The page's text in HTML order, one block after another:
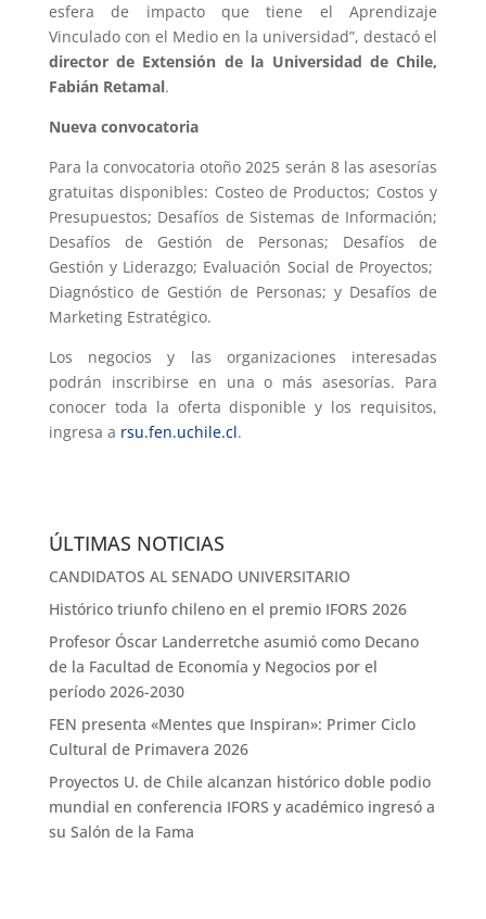
esfera de impacto que tiene el Aprendizaje
Vinculado con el Medio en la universidad”, destacó el
director de Extensión de la Universidad de Chile,
Fabián Retamal.
Nueva convocatoria
Para la convocatoria otoño 2025 serán 8 las asesorías
gratuitas disponibles: Costeo de Productos; Costos y
Presupuestos; Desafíos de Sistemas de Información;
Desafíos de Gestión de Personas; Desafíos de
Gestión y Liderazgo; Evaluación Social de Proyectos;
Diagnóstico de Gestión de Personas; y Desafíos de
Marketing Estratégico.
Los negocios y las organizaciones interesadas
podrán inscribirse en una o más asesorías. Para
conocer toda la oferta disponible y los requisitos,
ingresa a rsu.fen.uchile.cl.
ÚLTIMAS NOTICIAS
CANDIDATOS AL SENADO UNIVERSITARIO
Histórico triunfo chileno en el premio IFORS 2026
Profesor Óscar Landerretche asumió como Decano
de la Facultad de Economía y Negocios por el
período 2026-2030
FEN presenta «Mentes que Inspiran»: Primer Ciclo
Cultural de Primavera 2026
Proyectos U. de Chile alcanzan histórico doble podio
mundial en conferencia IFORS y académico ingresó a
su Salón de la Fama